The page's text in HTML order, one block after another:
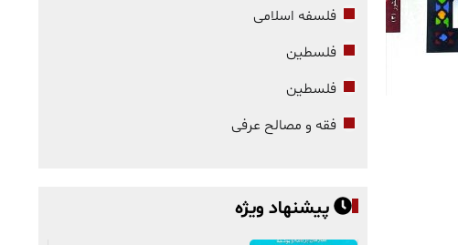
فلسفه اسلامی
فلسطین
فلسطین
فقه و مصالح عرفی
پیشنهاد ویژه